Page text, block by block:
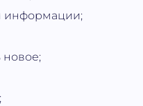
информации;
новое;